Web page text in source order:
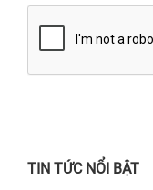
TIN TỨC NỔI BẬT